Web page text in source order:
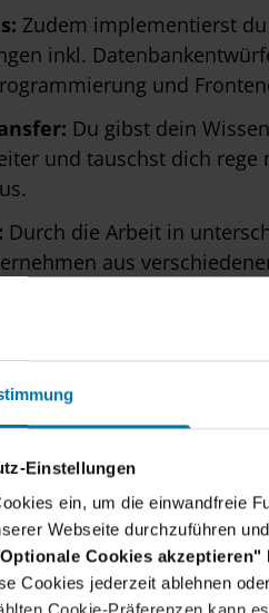
Einstellungen
ein, um die einwandfreie
Webseite durchzuführen
Cookies akzeptieren"
Cookies jederzeit ablehnen
Zudem implementierst
inkl.
und
Du gibst dein
und tauschst dich
Durch die Arbeit in
aus
mit deiner Expertise die